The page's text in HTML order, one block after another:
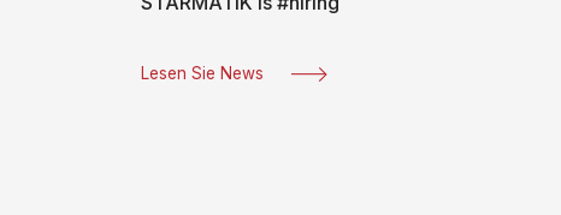
Lesen Sie News